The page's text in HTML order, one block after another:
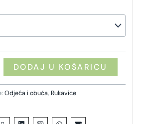
DODAJ U KOŠARICU
Odjeća i obuća, Rukavice